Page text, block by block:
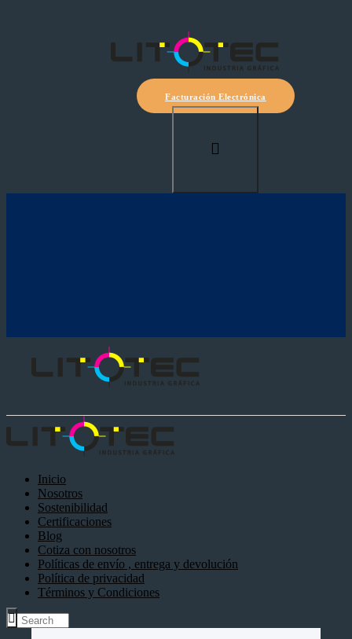
Facturación Electrónica
Inicio
Nosotros
Sostenibilidad
Certificaciones
Blog
Cotiza con nosotros
Políticas de envío , entrega y devolución
Política de privacidad
Términos y Condiciones